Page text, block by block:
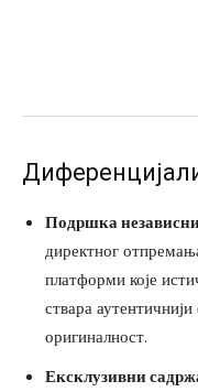
Подршка
директног
платформи које
ствара
оригиналност.
Ексклузивни